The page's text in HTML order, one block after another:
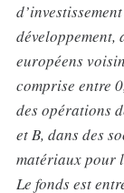
développement,
européens
comprise entre
des opérations
et B, dans des
matériaux pour
Le fonds est